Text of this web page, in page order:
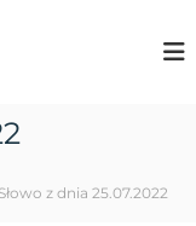
Słowo z dnia 25.07.2022